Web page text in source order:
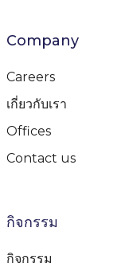
Company
Careers
เกี่ยวกับเรา
Offices
Contact us
กิจกรรม
กิจกรรม